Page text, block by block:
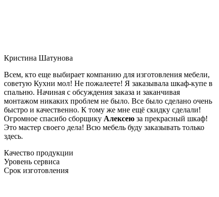
Кристина Шатунова
Всем, кто еще выбирает компанию для изготовления мебели,
советую Кухни мол! Не пожалеете! Я заказывала шкаф-купе в
спальню. Начиная с обсуждения заказа и заканчивая
монтажом никаких проблем не было. Все было сделано очень
быстро и качественно. К тому же мне ещё скидку сделали!
Огромное спасибо сборщику Алексею за прекрасный шкаф!
Это мастер своего дела! Всю мебель буду заказывать только
здесь.
Качество продукции
Уровень сервиса
Срок изготовления